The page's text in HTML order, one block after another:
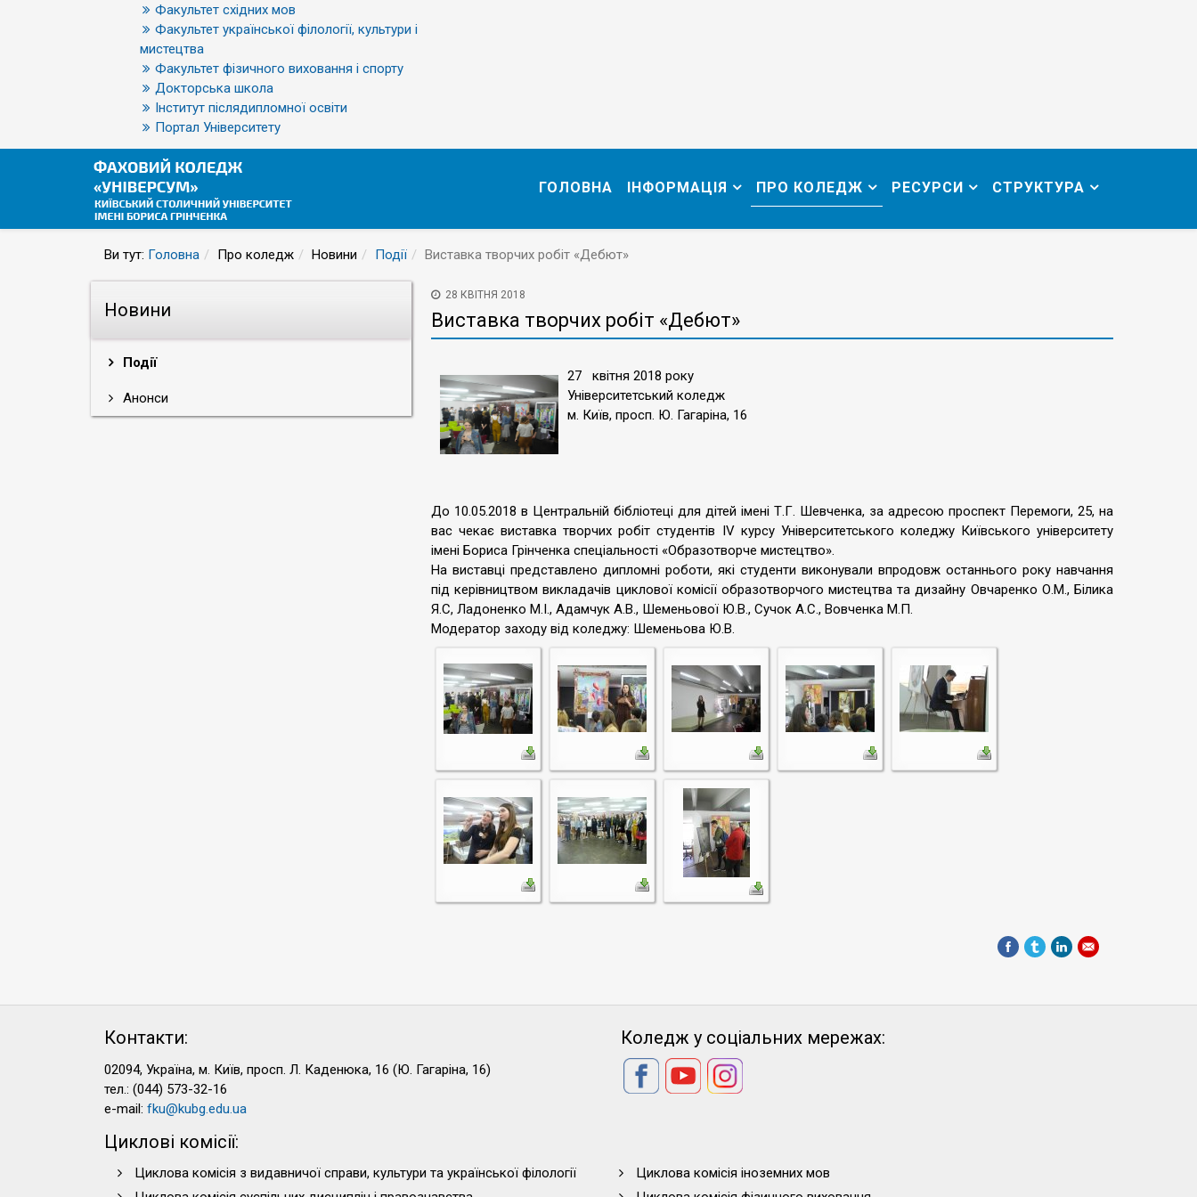
Факультет східних мов
Факультет української філології, культури і
мистецтва
Факультет фізичного виховання і спорту
Докторська школа
Інститут післядипломної освіти
Портал Університету
ГОЛОВНА ІНФОРМАЦІЯ ПРО КОЛЕДЖ РЕСУРСИ СТРУКТУРА
Ви тут: Головна Про коледж Новини Події Виставка творчих робіт «Дебют»
Новини
Події
Анонси
28 КВІТНЯ 2018
Виставка творчих робіт «Дебют»
27 квітня 2018 року
Університетський коледж
м. Київ, просп. Ю. Гагаріна, 16
До 10.05.2018 в Центральній бібліотеці для дітей імені Т.Г. Шевченка, за адресою проспект Перемоги, 25, на
вас чекає виставка творчих робіт студентів IV курсу Університетського коледжу Київського університету
імені Бориса Грінченка спеціальності «Образотворче мистецтво».
На виставці представлено дипломні роботи, які студенти виконували впродовж останнього року навчання
під керівництвом викладачів циклової комісії образотворчого мистецтва та дизайну Овчаренко О.М., Білика
Я.С, Ладоненко М.І., Адамчук А.В., Шеменьової Ю.В., Сучок А.С., Вовченка М.П.
Модератор заходу від коледжу: Шеменьова Ю.В.
Контакти:
02094, Україна, м. Київ, просп. Л. Каденюка, 16 (Ю. Гагаріна, 16)
тел.: (044) 573-32-16
e-mail: fku@kubg.edu.ua
Коледж у соціальних мережах:
Циклові комісії:
Циклова комісія з видавничої справи, культури та української філології
Циклова комісія іноземних мов